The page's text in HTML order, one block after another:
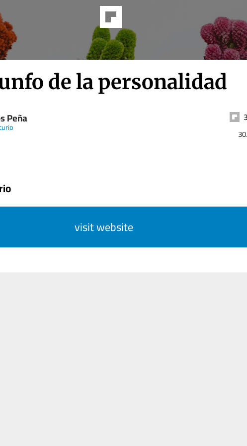
de la personalidad
Peña
visit website